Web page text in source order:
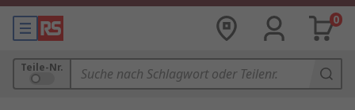
0
Teile-Nr.